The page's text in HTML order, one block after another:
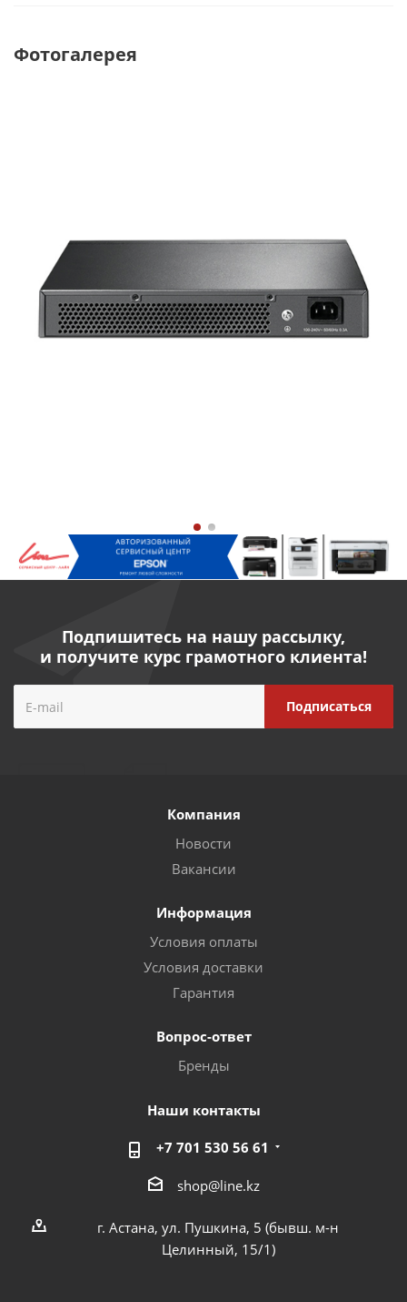
Фотогалерея
Подпишитесь на нашу рассылку,
и получите курс грамотного клиента!
Компания
Новости
Вакансии
Информация
Условия оплаты
Условия доставки
Гарантия
Вопрос-ответ
Бренды
Наши контакты
+7 701 530 56 61
shop@line.kz
г. Астана, ул. Пушкина, 5 (бывш. м-н
Целинный, 15/1)